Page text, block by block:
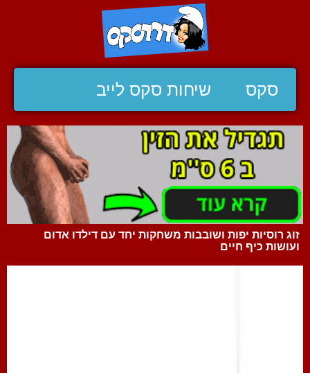
סקס שיחות סקס לייב
זוג רוסיות יפות ושובבות משחקות יחד עם דילדו אדום
ועושות כיף חיים